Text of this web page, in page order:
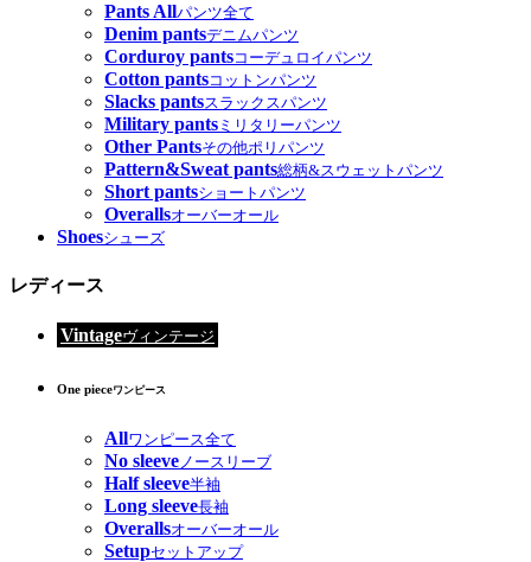
Pants Allパンツ全て
Denim pantsデニムパンツ
Corduroy pantsコーデュロイパンツ
Cotton pantsコットンパンツ
Slacks pantsスラックスパンツ
Military pants ミリタリーパンツ
Other Pantsその他ポリパンツ
Pattern&Sweat pants総柄&スウェットパンツ
Short pantsショートパンツ
Overallsオーバーオール
Shoesシューズ
レディース
Vintageヴィンテージ
One pieceワンピース
Allワンピース全て
No sleeve ノースリーブ
Half sleeve半袖
Long sleeve長袖
Overallsオーバーオール
Setupセットアップ